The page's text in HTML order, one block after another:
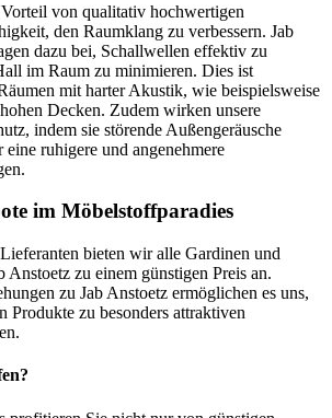
von qualitativ hochwertigen
den Raumklang zu verbessern. Jab
dazu bei, Schallwellen effektiv zu
im Raum zu minimieren. Dies ist
mit harter Akustik, wie beispielsweise
Decken. Zudem wirken unsere
indem sie störende Außengeräusche
ruhigere und angenehmere
im Möbelstoffparadies
bieten wir alle Gardinen und
Anstoetz zu einem günstigen Preis an.
zu Jab Anstoetz ermöglichen es uns,
Produkte zu besonders attraktiven